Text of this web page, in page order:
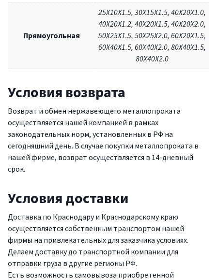
Прямоугольная
25X10X1.5, 30X15X1.5, 40X20X1.0,
40X20X1.2, 40X20X1.5, 40X20X2.0,
50X25X1.5, 50X25X2.0, 60X20X1.5,
60X40X1.5, 60X40X2.0, 80X40X1.5,
80X40X2.0
Условия возврата
Возврат и обмен нержавеющего металлопроката
осуществляется нашей компанией в рамках
законодательных норм, установленных в РФ на
сегодняшний день. В случае покупки металлопроката в
нашей фирме, возврат осуществляется в 14-дневный
срок.
Условия доставки
Доставка по Краснодару и Краснодарскому краю
осуществляется собственным транспортом нашей
фирмы на привлекательных для заказчика условиях.
Делаем доставку до транспортной компании для
отправки груза в другие регионы РФ.
Есть возможность самовывоза приобретенной